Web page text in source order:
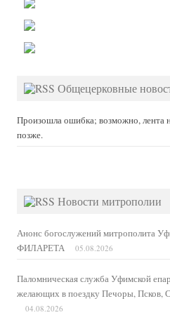
Общецерковные
Произошла ошибка; возможно, лента
позже.
Новости митрополии
Анонс богослужений митрополита
ФИЛАРЕТА
05.08.2026
Паломническая служба Уфимской
желающих в поездку Печоры, Псков,
04.08.2026